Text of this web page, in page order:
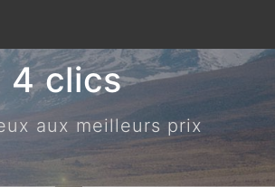
4 clics
aux meilleurs prix